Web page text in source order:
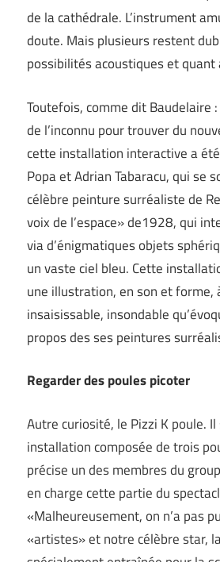
de la cathédrale. L’instrument
doute. Mais plusieurs restent
possibilités acoustiques et quant
Toutefois, comme dit Baudelaire
de l’inconnu pour trouver du
cette installation interactive a
Popa et Adrian Tabaracu, qui se
célèbre peinture surréaliste de
voix de l’espace» de1928, qui
via d’énigmatiques objets
un vaste ciel bleu. Cette
une illustration, en son et forme,
insaisissable, insondable
propos des ses peintures
Regarder des poules picoter
Autre curiosité, le Pizzi K poule. Il
installation composée de trois
précise un des membres du
en charge cette partie du
«Malheureusement, on n’a pas
«artistes» et notre célèbre star,